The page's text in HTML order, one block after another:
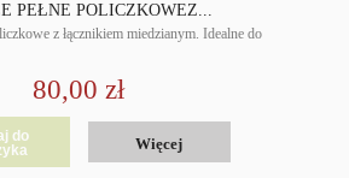
PEŁNE POLICZKOWEZ...
z łącznikiem miedzianym. Idealne do
80,00 zł
do
Więcej